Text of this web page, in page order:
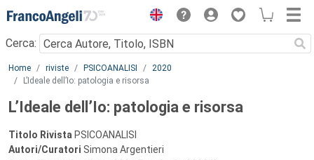
Menu
Cerca:
Main content
Home riviste PSICOANALISI
2020
L’Ideale dell’Io: patologia e risorsa
L’Ideale dell’Io: patologia e risorsa
Titolo Rivista PSICOANALISI
Autori/Curatori Simona Argentieri